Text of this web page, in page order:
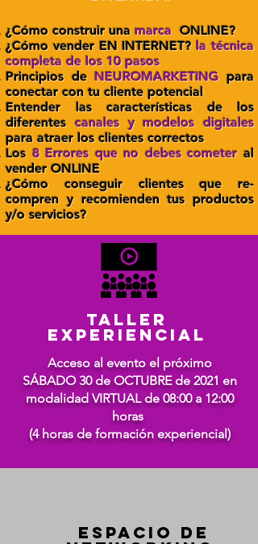
¿Cómo construir una marcaONLINE?
¿Cómo vender EN INTERNET?la técnica
completa de los 10 pasos
Principios deNEUROMARKETINGpara
conectar con tu cliente potencial
Entender las características de los
diferentescanales y modelos digitales
para atraer los clientes correctos
Los 8 Errores que no debes cometeral
vender ONLINE
¿Cómo conseguir clientes que re-
compren y recomienden tus productos
y/o servicios?
Taller
Experiencial
Acceso al evento el próximo
SÁBADO 30 de OCTUBRE de 2021 en
modalidad VIRTUAL de 08:00 a 12:00
horas
(4 horas de formación experiencial)
ESPACIO DE